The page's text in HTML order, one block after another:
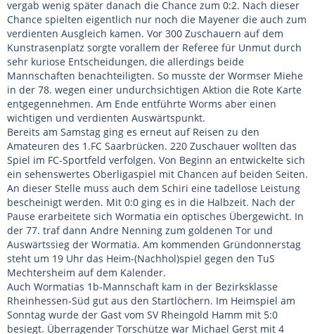
vergab wenig später danach die Chance zum 0:2. Nach dieser
Chance spielten eigentlich nur noch die Mayener die auch zum
verdienten Ausgleich kamen. Vor 300 Zuschauern auf dem
Kunstrasenplatz sorgte vorallem der Referee für Unmut durch
sehr kuriose Entscheidungen, die allerdings beide
Mannschaften benachteiligten. So musste der Wormser Miehe
in der 78. wegen einer undurchsichtigen Aktion die Rote Karte
entgegennehmen. Am Ende entführte Worms aber einen
wichtigen und verdienten Auswärtspunkt.
Bereits am Samstag ging es erneut auf Reisen zu den
Amateuren des 1.FC Saarbrücken. 220 Zuschauer wollten das
Spiel im FC-Sportfeld verfolgen. Von Beginn an entwickelte sich
ein sehenswertes Oberligaspiel mit Chancen auf beiden Seiten.
An dieser Stelle muss auch dem Schiri eine tadellose Leistung
bescheinigt werden. Mit 0:0 ging es in die Halbzeit. Nach der
Pause erarbeitete sich Wormatia ein optisches Übergewicht. In
der 77. traf dann Andre Nenning zum goldenen Tor und
Auswärtssieg der Wormatia. Am kommenden Gründonnerstag
steht um 19 Uhr das Heim-(Nachhol)spiel gegen den TuS
Mechtersheim auf dem Kalender.
Auch Wormatias 1b-Mannschaft kam in der Bezirksklasse
Rheinhessen-Süd gut aus den Startlöchern. Im Heimspiel am
Sonntag wurde der Gast vom SV Rheingold Hamm mit 5:0
besiegt. Überragender Torschütze war Michael Gerst mit 4